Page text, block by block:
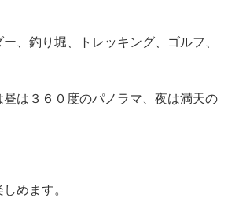
、釣り堀、トレッキング、ゴルフ、
は３６０度のパノラマ、夜は満天の
めます。